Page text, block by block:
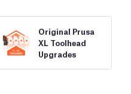
Original Prusa
XL Toolhead
Upgrades